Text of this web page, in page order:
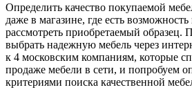
Определить качество покупаемой
даже в магазине, где есть возможность
рассмотреть приобретаемый образец.
выбрать надежную мебель через
к 4 московским компаниям, которые
продаже мебели в сети, и попробуем
критериями поиска качественной